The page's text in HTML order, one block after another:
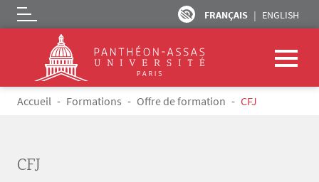
Aller au contenu principal
FRANÇAIS ENGLISH
Logo
Fil d'Ariane
Accueil Formations Offre de formation CFJ
CFJ